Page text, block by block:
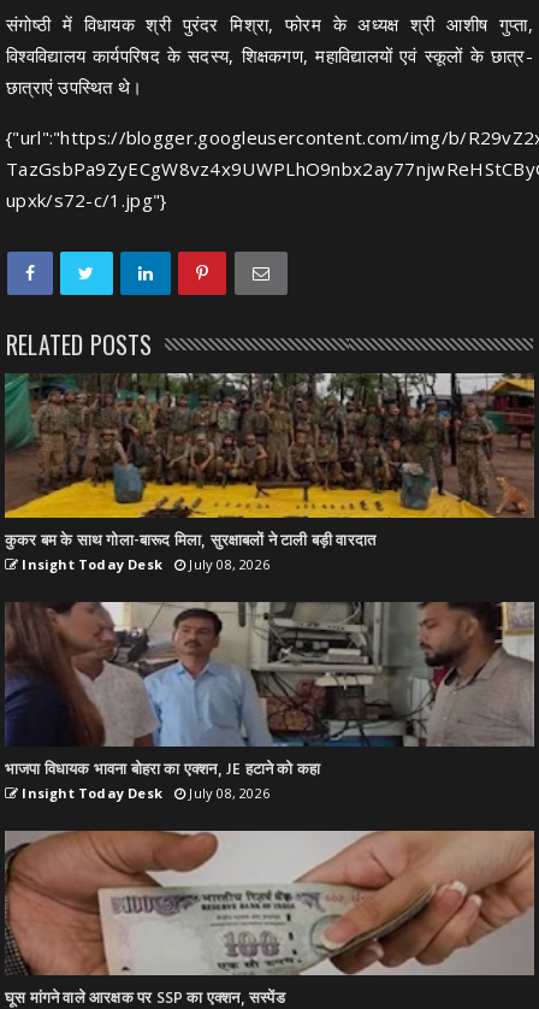
संगोष्ठी में विधायक श्री पुरंदर मिश्रा, फोरम के अध्यक्ष श्री आशीष गुप्ता,
विश्वविद्यालय कार्यपरिषद के सदस्य, शिक्षकगण, महाविद्यालयों एवं स्कूलों के छात्र-
छात्राएं उपस्थित थे।
{"url":"https://blogger.googleusercontent.com/img/b/
upxk/s72-c/1.jpg"}
RELATED POSTS
कुकर बम के साथ गोला-बारूद मिला, सुरक्षाबलों ने टाली बड़ी वारदात
Insight Today Desk July 08, 2026
भाजपा विधायक भावना बोहरा का एक्शन, JE हटाने को कहा
Insight Today Desk July 08, 2026
घूस मांगने वाले आरक्षक पर SSP का एक्शन, सस्पेंड